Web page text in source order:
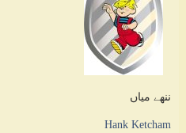
ننھے میاں
Hank Ketcham